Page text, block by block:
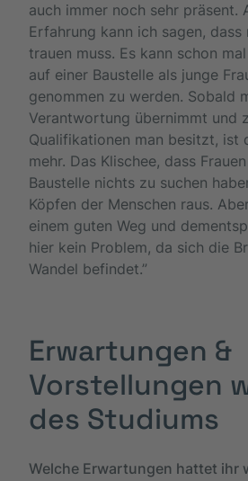
auch immer noch sehr präsent.
Erfahrung kann ich sagen, dass
trauen muss. Es kann schon
auf einer Baustelle als junge
genommen zu werden. Sobald
Verantwortung übernimmt und
Qualifikationen man besitzt, ist
mehr. Das Klischee, dass
Baustelle nichts zu suchen
Köpfen der Menschen raus.
einem guten Weg und
hier kein Problem, da sich die
Wandel befindet.”
Erwartungen &
Vorstellungen
des Studiums
Welche Erwartungen hattet ihr